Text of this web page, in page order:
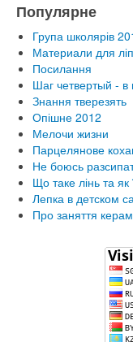
Популярне
Група школярів
Материали для
Посилання
Шаг четвертый - в
Знання тверезять
Опішне 2012
Мелочи жизни
Парцелянове
Не боюсь
Що таке лінь та як
Лепка в детском
Про заняття